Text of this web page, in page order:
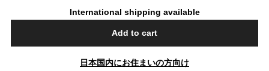
International shipping available
Add to cart
日本国内にお住まいの方向け